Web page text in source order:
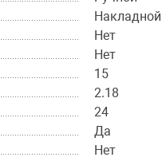
Накладной
Нет
Нет
15
2.18
24
Да
Нет